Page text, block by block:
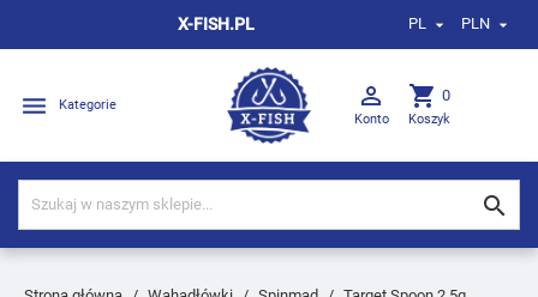
X-FISH.PL PL  PLN 
 Kategorie 
Konto
shopping_cart 0
Koszyk
